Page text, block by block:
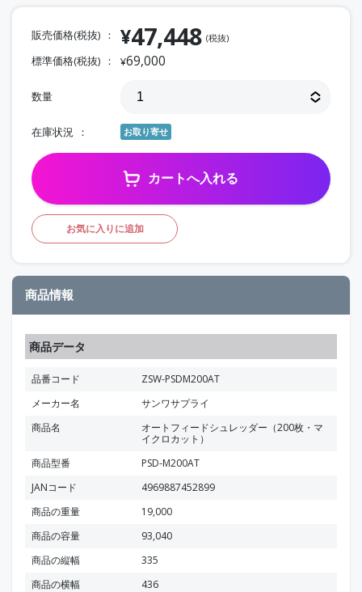
販売価格(税抜) ¥47,448 (税抜)
標準価格(税抜) ¥69,000
数量
在庫状況 お取り寄せ
カートへ入れる
お気に入りに追加
商品情報
商品データ
品番コード
ZSW-PSDM200AT
メーカー名
サンワサプライ
商品名
オートフィードシュレッダー（200枚・マ
イクロカット）
商品型番
PSD-M200AT
JANコード
4969887452899
商品の重量
19,000
商品の容量
93,040
商品の縦幅
335
商品の横幅
436